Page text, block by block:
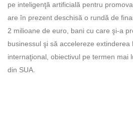
pe inteligenţă artificială pentru
are în prezent deschisă o rundă de
2 milioane de euro, bani cu care şi-a
businessul şi să accelereze extinderea
internaţional, obiectivul pe termen mai
din SUA.